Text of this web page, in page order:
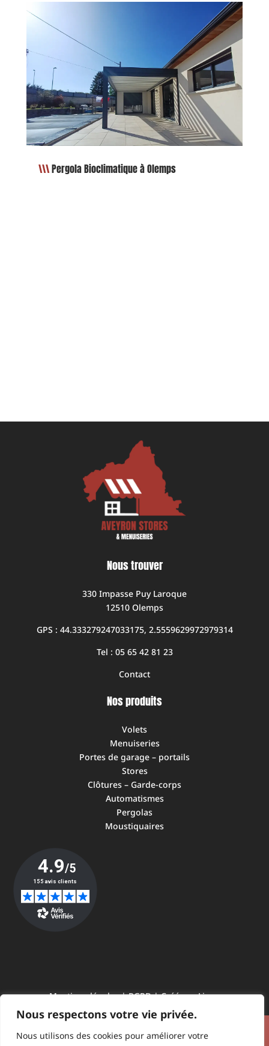
Nous respectons votre vie privée.
Nous utilisons des cookies pour améliorer votre
Pergola Bioclimatique à Olemps
Nous trouver
330 Impasse Puy Laroque
12510 Olemps
GPS : 44.333279247033175, 2.5559629972979314
Tel : 05 65 42 81 23
Contact
Nos produits
Volets
Menuiseries
Portes de garage – portails
Stores
Clôtures – Garde-corps
Automatismes
Pergolas
Moustiquaires
Mentions légales|RGPD|Créé par Linov